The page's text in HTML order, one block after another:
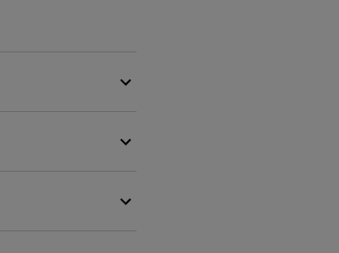
ant juostos